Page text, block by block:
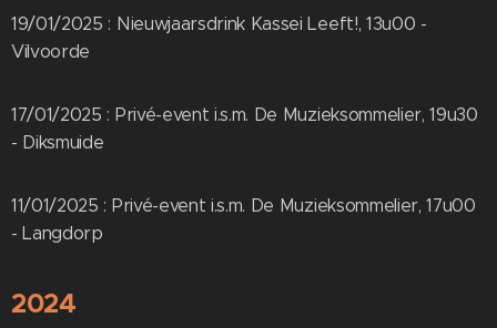
19/01/2025 : Nieuwjaarsdrink Kassei Leeft!, 13u00 -
Vilvoorde
17/01/2025 : Privé-event i.s.m. De Muzieksommelier, 19u30
- Diksmuide
11/01/2025 : Privé-event i.s.m. De Muzieksommelier, 17u00
- Langdorp
2024